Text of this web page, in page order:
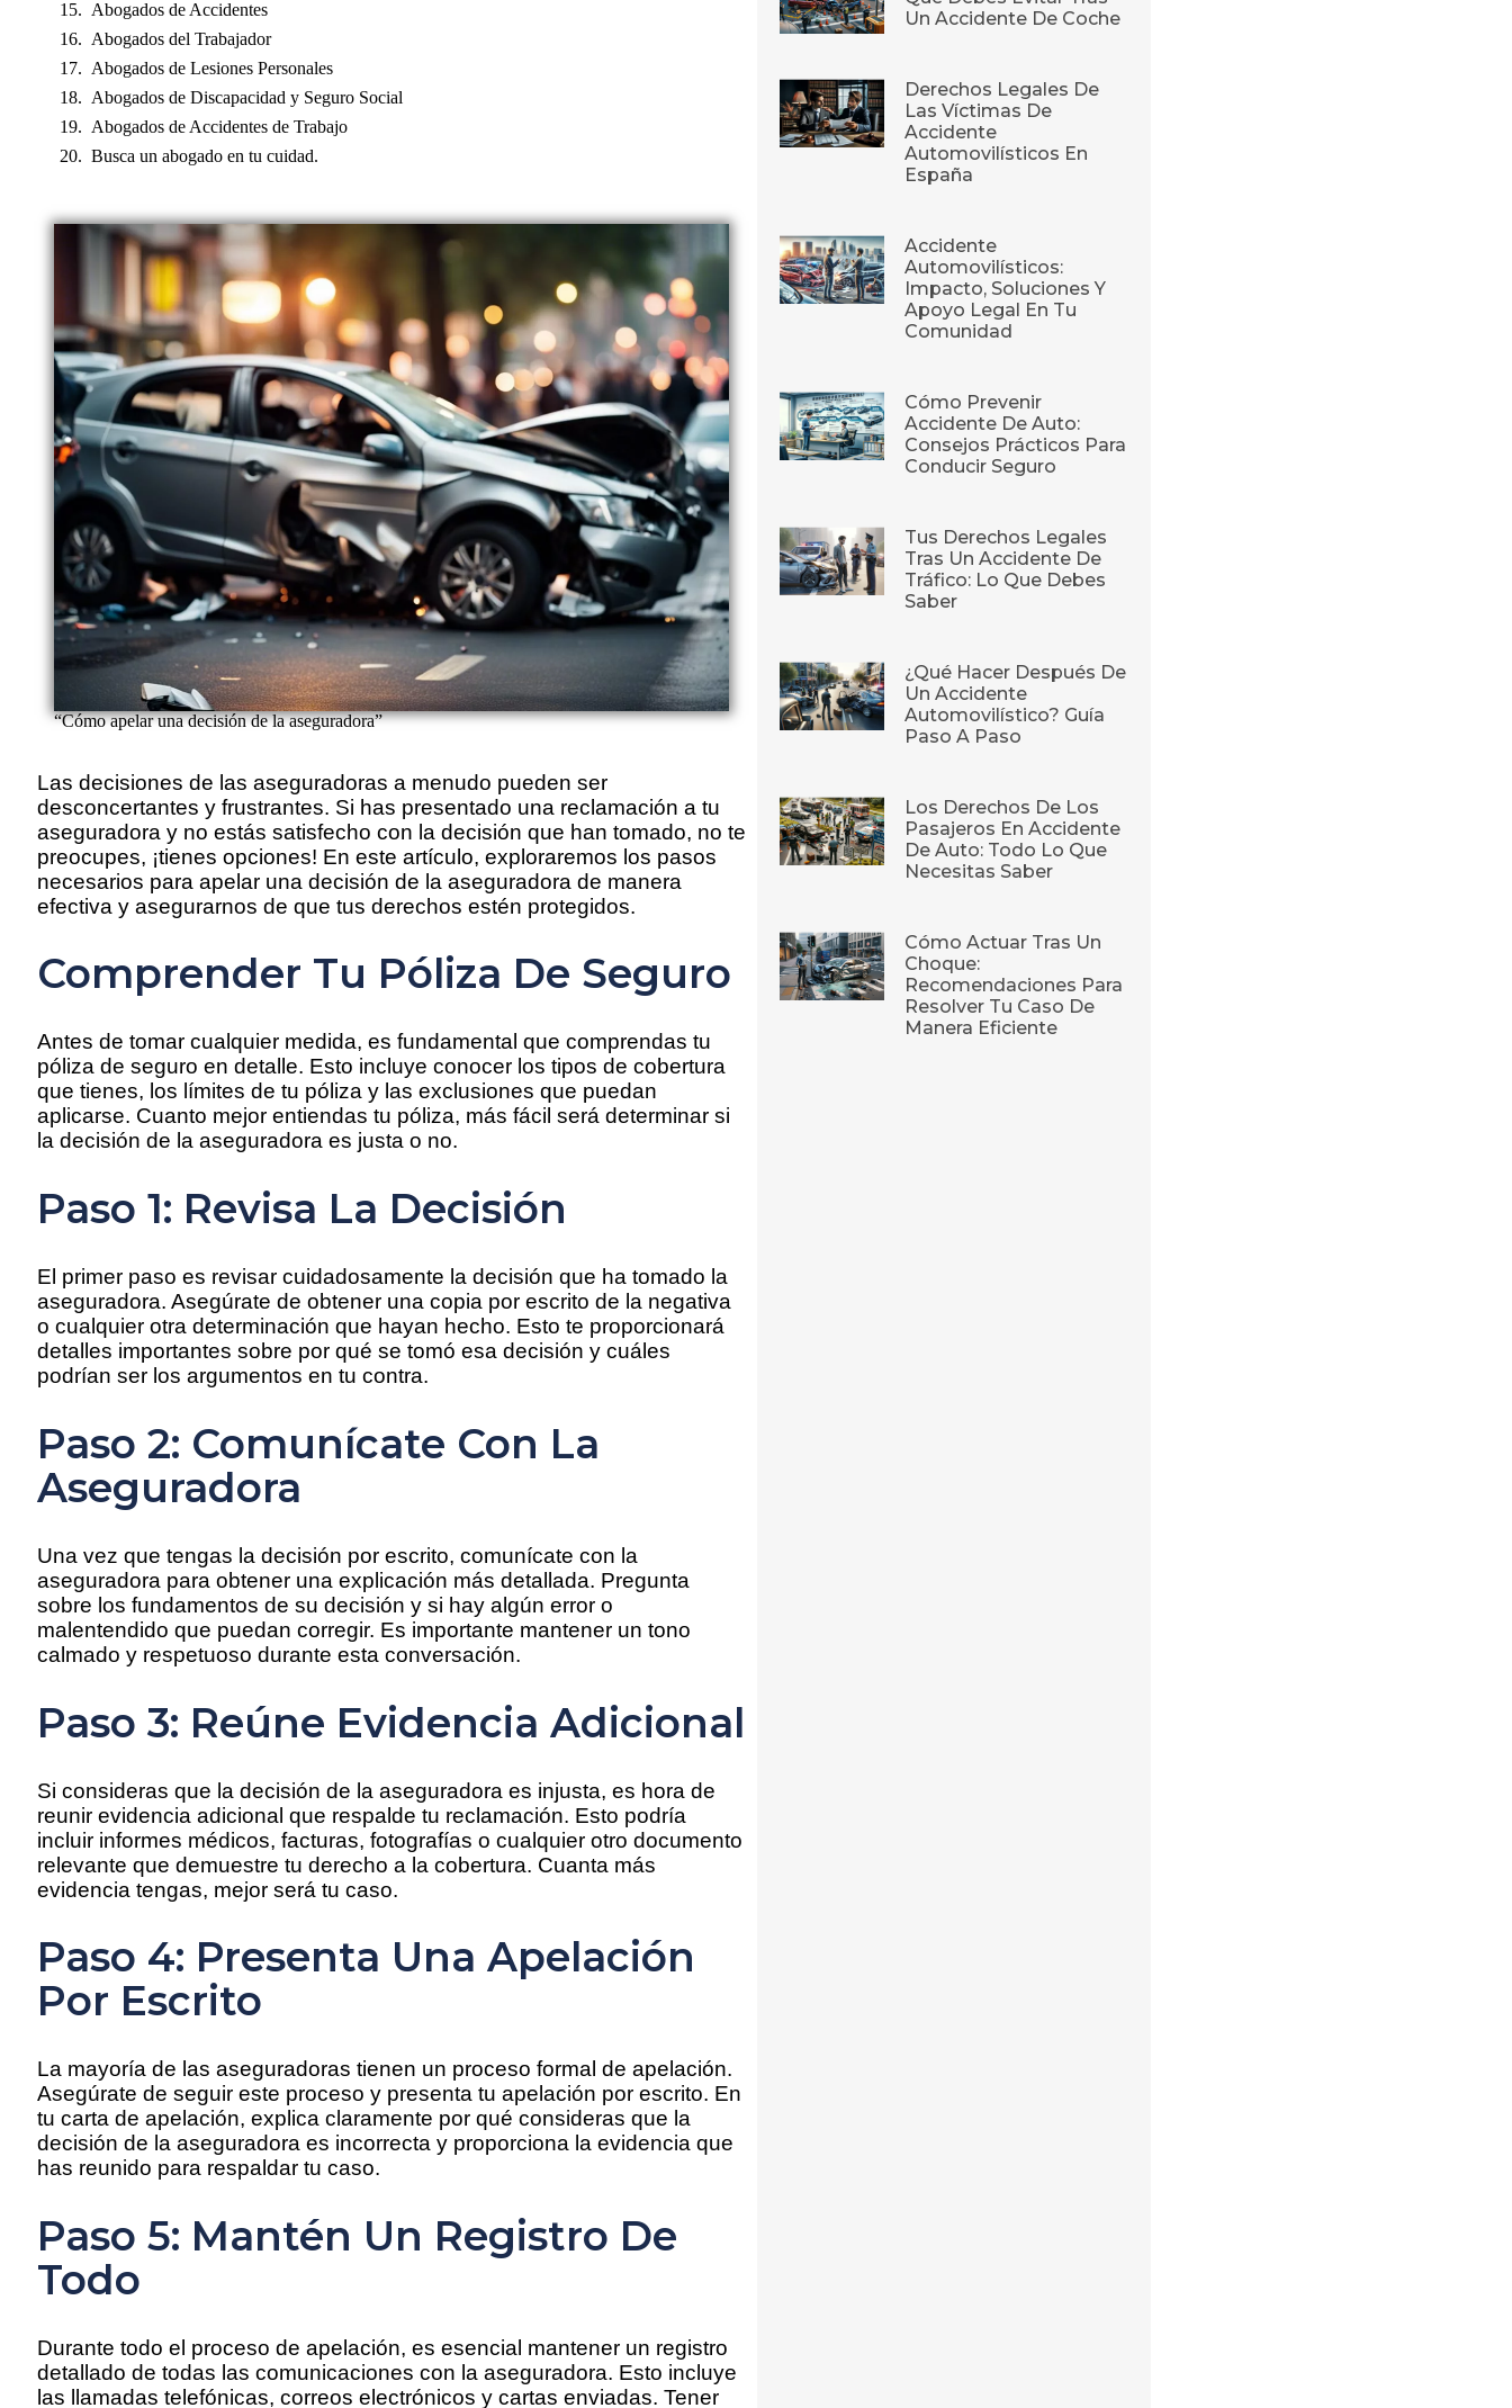
Abogados de Accidentes
Abogados del Trabajador
Abogados de Lesiones Personales
Abogados de Discapacidad y Seguro Social
Abogados de Accidentes de Trabajo
Busca un abogado en tu cuidad.
“Cómo apelar una decisión de la aseguradora”
Las decisiones de las aseguradoras a menudo pueden ser
desconcertantes y frustrantes. Si has presentado una reclamación a tu
aseguradora y no estás satisfecho con la decisión que han tomado, no te
preocupes, ¡tienes opciones! En este artículo, exploraremos los pasos
necesarios para apelar una decisión de la aseguradora de manera
efectiva y asegurarnos de que tus derechos estén protegidos.
Comprender Tu Póliza De Seguro
Antes de tomar cualquier medida, es fundamental que comprendas tu
póliza de seguro en detalle. Esto incluye conocer los tipos de cobertura
que tienes, los límites de tu póliza y las exclusiones que puedan
aplicarse. Cuanto mejor entiendas tu póliza, más fácil será determinar si
la decisión de la aseguradora es justa o no.
Paso 1: Revisa La Decisión
El primer paso es revisar cuidadosamente la decisión que ha tomado la
aseguradora. Asegúrate de obtener una copia por escrito de la negativa
o cualquier otra determinación que hayan hecho. Esto te proporcionará
detalles importantes sobre por qué se tomó esa decisión y cuáles
podrían ser los argumentos en tu contra.
Paso 2: Comunícate Con La
Aseguradora
Una vez que tengas la decisión por escrito, comunícate con la
aseguradora para obtener una explicación más detallada. Pregunta
sobre los fundamentos de su decisión y si hay algún error o
malentendido que puedan corregir. Es importante mantener un tono
calmado y respetuoso durante esta conversación.
Paso 3: Reúne Evidencia Adicional
Si consideras que la decisión de la aseguradora es injusta, es hora de
reunir evidencia adicional que respalde tu reclamación. Esto podría
incluir informes médicos, facturas, fotografías o cualquier otro documento
relevante que demuestre tu derecho a la cobertura. Cuanta más
evidencia tengas, mejor será tu caso.
Paso 4: Presenta Una Apelación
Por Escrito
La mayoría de las aseguradoras tienen un proceso formal de apelación.
Asegúrate de seguir este proceso y presenta tu apelación por escrito. En
tu carta de apelación, explica claramente por qué consideras que la
decisión de la aseguradora es incorrecta y proporciona la evidencia que
has reunido para respaldar tu caso.
Paso 5: Mantén Un Registro De
Todo
Durante todo el proceso de apelación, es esencial mantener un registro
detallado de todas las comunicaciones con la aseguradora. Esto incluye
las llamadas telefónicas, correos electrónicos y cartas enviadas. Tener
Un Accidente De Coche
Derechos Legales De
Las Víctimas De
Accidente
Automovilísticos En
España
Accidente
Automovilísticos:
Impacto, Soluciones Y
Apoyo Legal En Tu
Comunidad
Cómo Prevenir
Accidente De Auto:
Consejos Prácticos Para
Conducir Seguro
Tus Derechos Legales
Tras Un Accidente De
Tráfico: Lo Que Debes
Saber
¿Qué Hacer Después De
Un Accidente
Automovilístico? Guía
Paso A Paso
Los Derechos De Los
Pasajeros En Accidente
De Auto: Todo Lo Que
Necesitas Saber
Cómo Actuar Tras Un
Choque:
Recomendaciones Para
Resolver Tu Caso De
Manera Eficiente